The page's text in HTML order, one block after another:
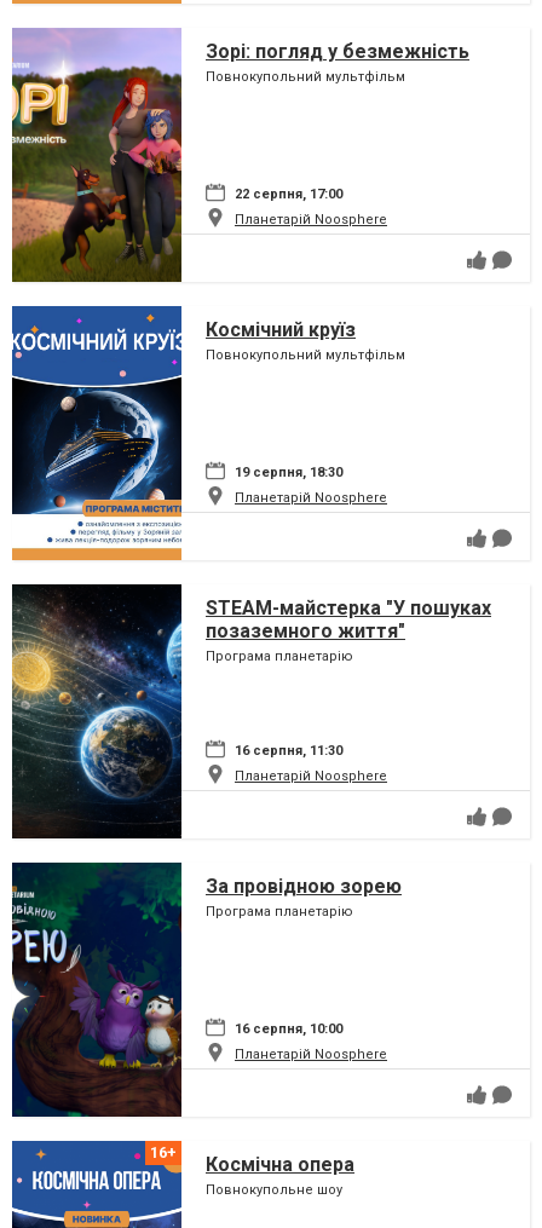
Зорі: погляд у безмежність
Повнокупольний мультфільм
22 серпня, 17:00
Планетарій Noosphere
Космічний круїз
Повнокупольний мультфільм
19 серпня, 18:30
Планетарій Noosphere
STEAM-майстерка "У пошуках
позаземного життя"
Програма планетарію
16 серпня, 11:30
Планетарій Noosphere
За провідною зорею
Програма планетарію
16 серпня, 10:00
Планетарій Noosphere
Космічна опера
Повнокупольне шоу